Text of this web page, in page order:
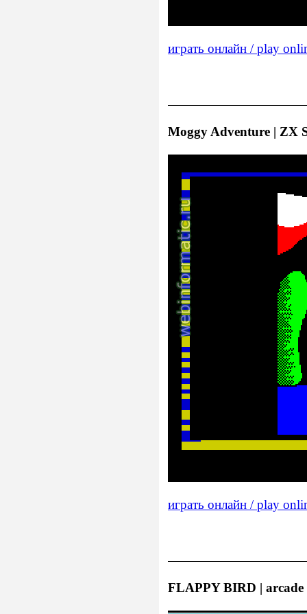
играть онлайн / play
Moggy Adventure | ZX
играть онлайн / play
FLAPPY BIRD |